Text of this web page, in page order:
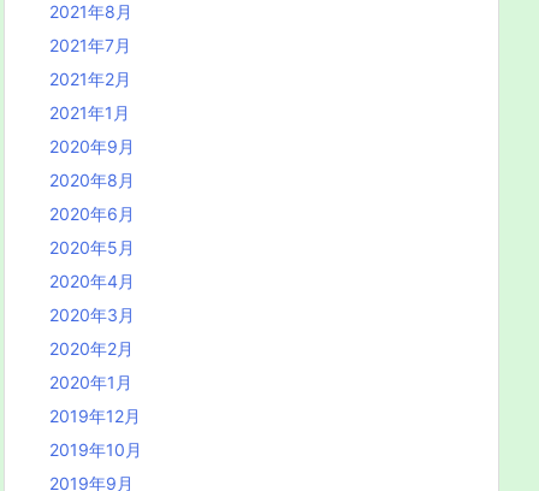
2021年8月
2021年7月
2021年2月
2021年1月
2020年9月
2020年8月
2020年6月
2020年5月
2020年4月
2020年3月
2020年2月
2020年1月
2019年12月
2019年10月
2019年9月